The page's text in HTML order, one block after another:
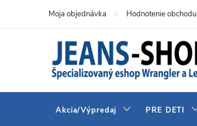
Moja objednávka Hodnotenie obchodu
Akcia/Výpredaj PRE DETI